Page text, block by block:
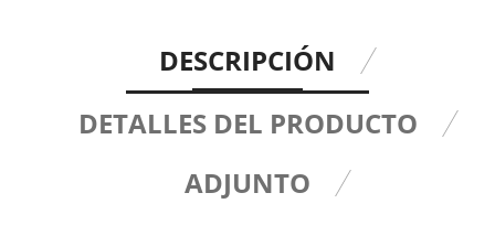
DESCRIPCIÓN
DETALLES DEL PRODUCTO
ADJUNTO